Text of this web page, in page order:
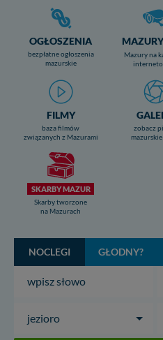
OGŁOSZENIA
bezpłatne ogłoszenia
mazurskie
Mazury na
FILMY
baza filmów
związanych z Mazurami
zobacz
SKARBY MAZUR
Skarby tworzone
na Mazurach
NOCLEGI GŁODNY?
jezioro